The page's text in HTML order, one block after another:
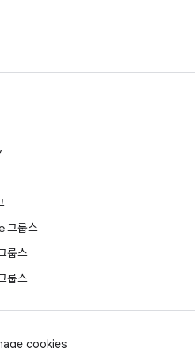
그룹스
룹스
룹스
cookies